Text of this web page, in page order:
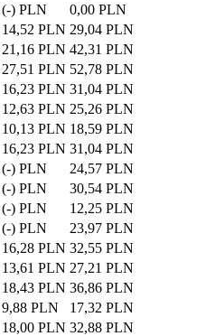
(-) PLN
0,00 PLN
14,52 PLN 29,04 PLN
21,16 PLN 42,31 PLN
27,51 PLN 52,78 PLN
16,23 PLN 31,04 PLN
12,63 PLN 25,26 PLN
10,13 PLN 18,59 PLN
16,23 PLN 31,04 PLN
(-) PLN
24,57 PLN
(-) PLN
30,54 PLN
(-) PLN
12,25 PLN
(-) PLN
23,97 PLN
16,28 PLN 32,55 PLN
13,61 PLN 27,21 PLN
18,43 PLN 36,86 PLN
9,88 PLN
17,32 PLN
18,00 PLN 32,88 PLN